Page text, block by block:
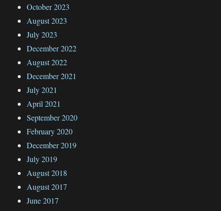
October 2023
August 2023
July 2023
December 2022
August 2022
December 2021
July 2021
April 2021
September 2020
February 2020
December 2019
July 2019
August 2018
August 2017
June 2017